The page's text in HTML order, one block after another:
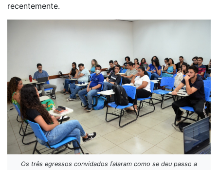
recentemente.
Os três egressos convidados falaram como se deu passo a